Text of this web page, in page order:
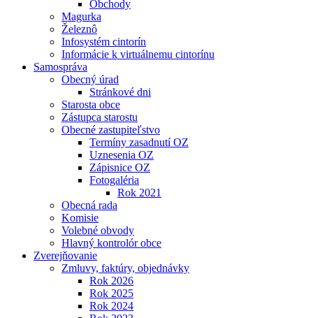
Obchody
Magurka
Železnô
Infosystém cintorín
Informácie k virtuálnemu cintorínu
Samospráva
Obecný úrad
Stránkové dni
Starosta obce
Zástupca starostu
Obecné zastupiteľstvo
Termíny zasadnutí OZ
Uznesenia OZ
Zápisnice OZ
Fotogaléria
Rok 2021
Obecná rada
Komisie
Volebné obvody
Hlavný kontrolór obce
Zverejňovanie
Zmluvy, faktúry, objednávky
Rok 2026
Rok 2025
Rok 2024